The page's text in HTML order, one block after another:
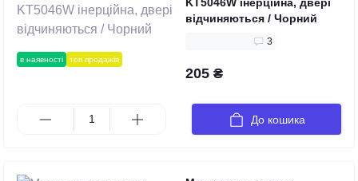
в наявності топ продажів
відчиняються / Чорний
3
205 ₴
До кошика